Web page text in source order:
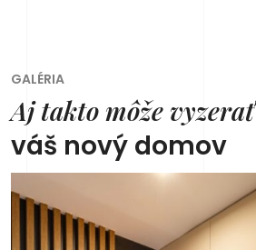
GALÉRIA
Aj takto môže vyzerať
váš nový domov